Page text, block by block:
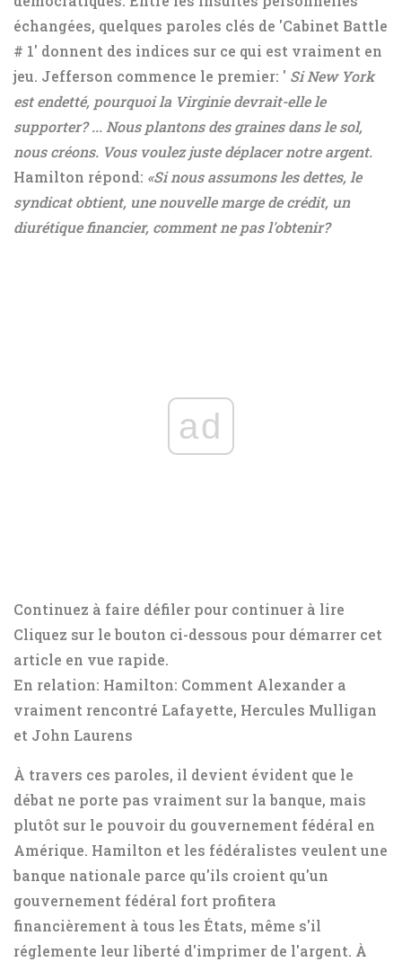
échangées, quelques paroles clés de 'Cabinet Battle
# 1' donnent des indices sur ce qui est vraiment en
jeu. Jefferson commence le premier: ' Si New York
est endetté, pourquoi la Virginie devrait-elle le
supporter? ... Nous plantons des graines dans le sol,
nous créons. Vous voulez juste déplacer notre argent.
Hamilton répond: «Si nous assumons les dettes, le
syndicat obtient, une nouvelle marge de crédit, un
diurétique financier, comment ne pas l'obtenir?
ad
Continuez à faire défiler pour continuer à lire
Cliquez sur le bouton ci-dessous pour démarrer cet
article en vue rapide.
En relation: Hamilton: Comment Alexander a
vraiment rencontré Lafayette, Hercules Mulligan
et John Laurens
À travers ces paroles, il devient évident que le
débat ne porte pas vraiment sur la banque, mais
plutôt sur le pouvoir du gouvernement fédéral en
Amérique. Hamilton et les fédéralistes veulent une
banque nationale parce qu'ils croient qu'un
gouvernement fédéral fort profitera
financièrement à tous les États, même s'il
réglemente leur liberté d'imprimer de l'argent. À